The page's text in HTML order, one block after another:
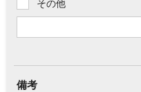
その他
備考